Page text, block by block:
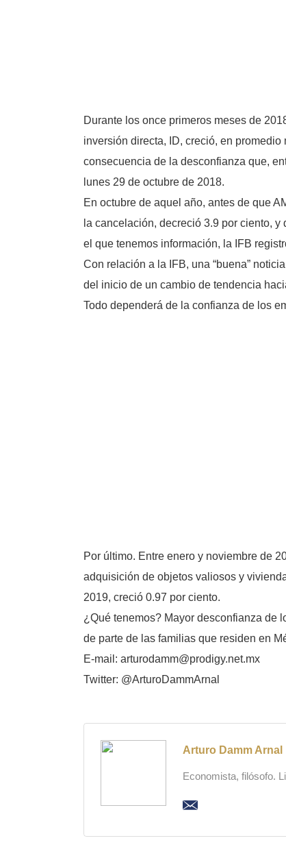
Durante los once primeros meses de
inversión directa, ID, creció, en
consecuencia de la desconfianza que,
lunes 29 de octubre de 2018.
En octubre de aquel año, antes de que
la cancelación, decreció 3.9 por ciento,
el que tenemos información, la IFB
Con relación a la IFB, una “buena”
del inicio de un cambio de tendencia
Todo dependerá de la confianza de los
Por último. Entre enero y noviembre de
adquisición de objetos valiosos y
2019, creció 0.97 por ciento.
¿Qué tenemos? Mayor desconfianza de
de parte de las familias que residen en
E-mail: arturodamm@prodigy.net.mx
Twitter: @ArturoDammArnal
Arturo Damm Arnal
Economista, filósofo.